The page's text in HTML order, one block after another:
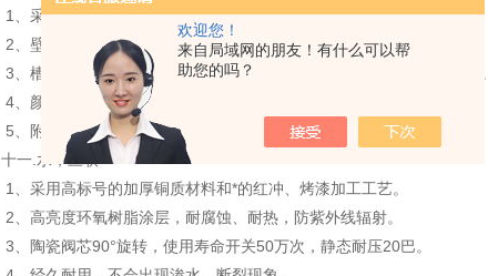
欢迎您！
来自局域网的朋友！有什么可以帮
助您的吗？
1、采用高密度PP，耐强腐蚀，如王水。
2、壁厚可达7mm， 平整不变形。
3、槽沿表面纹理处理为皮纹，耐刻刮，与大部分台面板表面纹理一致。
4、颜色分为：黑，灰。
5、附件：高密度PP去水，阻水盖， PP去水提笼或滤片。
十一.水，三联
1、 采用高标号的加厚铜质材料和*的红冲、烤漆加工工艺。
2、 高亮度环氧树脂涂层，耐腐蚀、耐热，防紫外线辐射。
3、
陶瓷阀芯90°旋转，使用寿命开关50万次，静态耐压20巴。